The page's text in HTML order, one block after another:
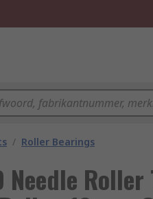
/ Roller Bearings
Needle